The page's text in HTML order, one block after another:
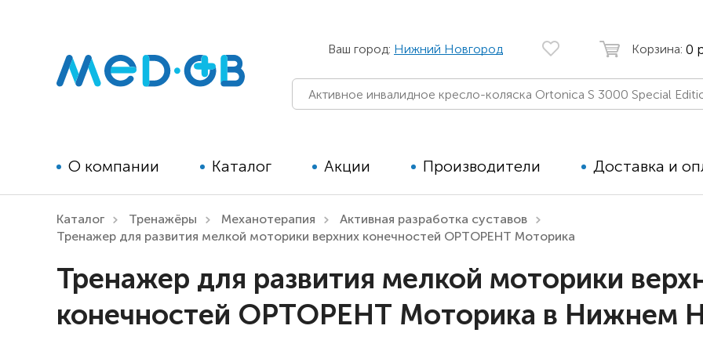
Ваш город: Нижний Новгород Корзина: 0
О компании Каталог
Технические средства
Технические средства
реабилитации для взрослых
Автомобильные кресла
Коляски для детей с ДЦП
Коляски для детей активного
типа
для детей
Акции Производители Доставка и
Каталог Тренажёры Механотерапия
Активная разработка суставов
Тренажер для развития мелкой моторики верхних конечностей ОРТОРЕНТ Моторика
Тренажер для развития мелкой моторики
конечностей ОРТОРЕНТ Моторика в Нижнем